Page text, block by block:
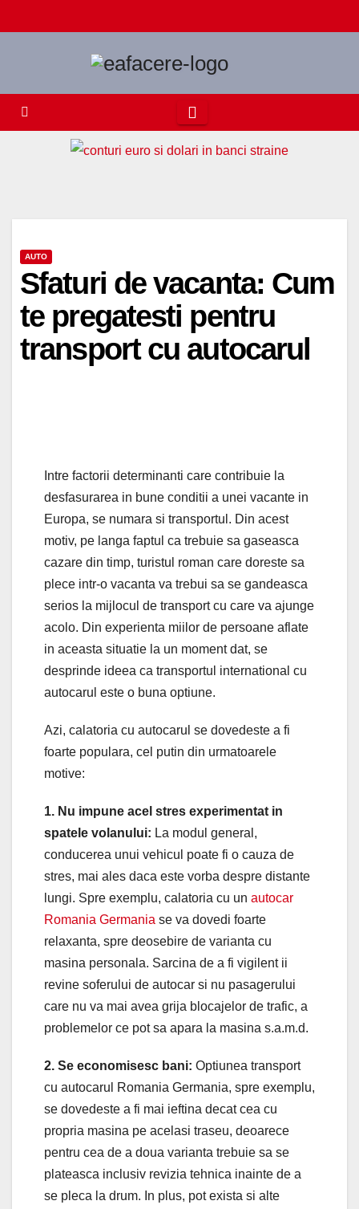
to
AUTO
Sfaturi de vacanta: Cum
te pregatesti pentru
transport cu autocarul
Intre factorii determinanti care contribuie la
desfasurarea in bune conditii a unei vacante in
Europa, se numara si transportul. Din acest
motiv, pe langa faptul ca trebuie sa gaseasca
cazare din timp, turistul roman care doreste sa
plece intr-o vacanta va trebui sa se gandeasca
serios la mijlocul de transport cu care va ajunge
acolo. Din experienta miilor de persoane aflate
in aceasta situatie la un moment dat, se
desprinde ideea ca transportul international cu
autocarul este o buna optiune.
Azi, calatoria cu autocarul se dovedeste a fi
foarte populara, cel putin din urmatoarele
motive:
1. Nu impune acel stres experimentat in
spatele volanului: La modul general,
conducerea unui vehicul poate fi o cauza de
stres, mai ales daca este vorba despre distante
lungi. Spre exemplu, calatoria cu un autocar
Romania Germania se va dovedi foarte
relaxanta, spre deosebire de varianta cu
masina personala. Sarcina de a fi vigilent ii
revine soferului de autocar si nu pasagerului
care nu va mai avea grija blocajelor de trafic, a
problemelor ce pot sa apara la masina s.a.m.d.
2. Se economisesc bani: Optiunea transport
cu autocarul Romania Germania, spre exemplu,
se dovedeste a fi mai ieftina decat cea cu
propria masina pe acelasi traseu, deoarece
pentru cea de a doua varianta trebuie sa se
plateasca inclusiv revizia tehnica inainte de a
se pleca la drum. In plus, pot exista si alte